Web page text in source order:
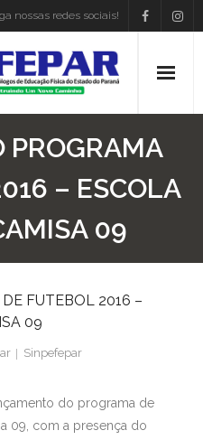
nossas redes sociais!
– ESCOLA
09
FUTEBOL 2016 –
09
Sinpefepar
do programa de
09, com a presença do